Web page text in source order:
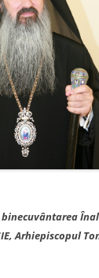
binecuvântarea
Arhiepiscopul